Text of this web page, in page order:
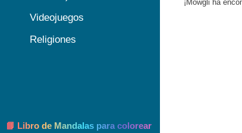
¡Mowgli ha
Videojuegos
Religiones
📘 Libro de Mandalas para colorear